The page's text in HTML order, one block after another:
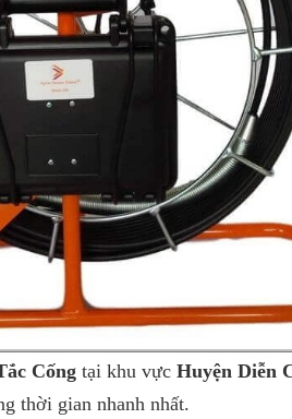
Cống tại khu vực Huyện Diễn
thời gian nhanh nhất.